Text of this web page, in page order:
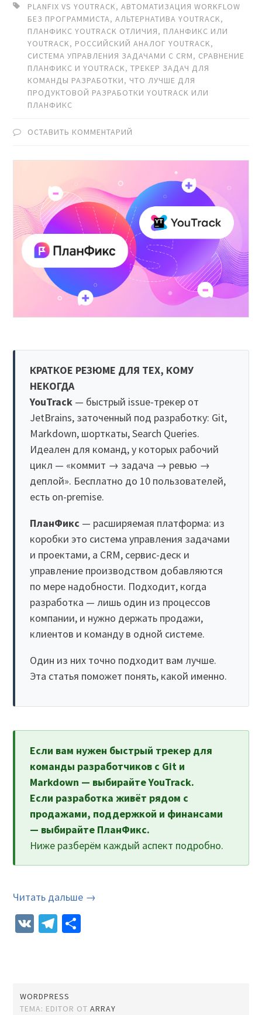
PLANFIX VS YOUTRACK,АВТОМАТИЗАЦИЯ WORKFLOW
БЕЗ ПРОГРАММИСТА,АЛЬТЕРНАТИВА YOUTRACK,
ПЛАНФИКС YOUTRACK ОТЛИЧИЯ, ПЛАНФИКС ИЛИ
YOUTRACK, РОССИЙСКИЙ АНАЛОГ YOUTRACK,
СИСТЕМА УПРАВЛЕНИЯ ЗАДАЧАМИ С CRM, СРАВНЕНИЕ
ПЛАНФИКС И YOUTRACK,ТРЕКЕР ЗАДАЧ ДЛЯ
КОМАНДЫ РАЗРАБОТКИ, ЧТО ЛУЧШЕ ДЛЯ
ПРОДУКТОВОЙ РАЗРАБОТКИ YOUTRACK ИЛИ
ПЛАНФИКС
ОСТАВИТЬ КОММЕНТАРИЙ
КРАТКОЕ РЕЗЮМЕ ДЛЯ ТЕХ, КОМУ
НЕКОГДА
YouTrack — быстрый issue-трекер от
JetBrains, заточенный под разработку: Git,
Markdown, шорткаты, Search Queries.
Идеален для команд, у которых рабочий
цикл — «коммит → задача → ревью →
деплой». Бесплатно до 10 пользователей,
есть on-premise.
ПланФикс — расширяемая платформа: из
коробки это система управления задачами
и проектами, а CRM, сервис-деск и
управление производством добавляются
по мере надобности. Подходит, когда
разработка — лишь один из процессов
компании, и нужно держать продажи,
клиентов и команду в одной системе.
Один из них точно подходит вам лучше.
Эта статья поможет понять, какой именно.
Если вам нужен быстрый трекер для
команды разработчиков с Git и
Markdown — выбирайте YouTrack.
Если разработка живёт рядом с
продажами, поддержкой и финансами
— выбирайте ПланФикс.
Ниже разберём каждый аспект подробно.
Читать дальше →
VK Telegram
WORDPRESS
ТЕМА: EDITOR ОТARRAY